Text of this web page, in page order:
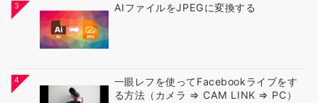
3 AIファイルをJPEGに変換する
4
一眼レフを使ってFacebookライブをす
る方法（カメラ ⇒ CAM LINK ⇒ PC）